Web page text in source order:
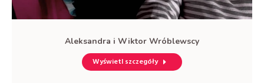
Aleksandra i Wiktor Wróblewscy
Wyświetl szczegóły